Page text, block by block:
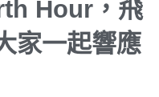
Hour，飛
家一起響應